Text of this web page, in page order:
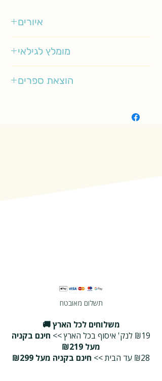
איורים
מומלץ לגילאי
הוצאת ספרים
תשלום מאובטח
משלוחים לכל הארץ 🚚
₪19 לנק' איסוף בכל הארץ >>
חינם בקניה
מעל ₪219
₪28 עד הבית >>
חינם בקניה מעל ₪299